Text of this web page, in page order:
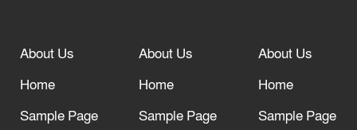
About Us
Home
Sample Page
About Us
Home
Sample Page
About Us
Home
Sample Page